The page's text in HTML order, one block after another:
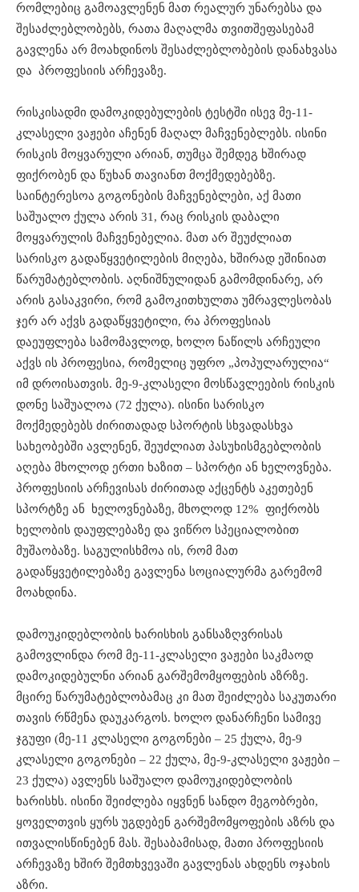
რომლებიც გამოავლენენ მათ რეალურ უნარებსა და
შესაძლებლობებს, რათა მაღალმა თვითშეფასებამ
გავლენა არ მოახდინოს შესაძლებლობების დანახვასა
და პროფესიის არჩევაზე.
რისკისადმი დამოკიდებულების ტესტში ისევ მე-11-
კლასელი ვაჟები აჩენენ მაღალ მაჩვენებლებს. ისინი
რისკის მოყვარული არიან, თუმცა შემდეგ ხშირად
ფიქრობენ და წუხან თავიანთ მოქმედებებზე.
საინტერესოა გოგონების მაჩვენებლები, აქ მათი
საშუალო ქულა არის 31, რაც რისკის დაბალი
მოყვარულის მაჩვენებელია. მათ არ შეუძლიათ
სარისკო გადაწყვეტილების მიღება, ხშირად ეშინიათ
წარუმატებლობის. აღნიშნულიდან გამომდინარე, არ
არის გასაკვირი, რომ გამოკითხულთა უმრავლესობას
ჯერ არ აქვს გადაწყვეტილი, რა პროფესიას
დაეუფლება სამომავლოდ, ხოლო ნაწილს არჩეული
აქვს ის პროფესია, რომელიც უფრო „პოპულარულია“
იმ დროისათვის. მე-9-კლასელი მოსწავლეების რისკის
დონე საშუალოა (72 ქულა). ისინი სარისკო
მოქმედებებს ძირითადად სპორტის სხვადასხვა
სახეობებში ავლენენ, შეუძლიათ პასუხისმგებლობის
აღება მხოლოდ ერთი ხაზით – სპორტი ან ხელოვნება.
პროფესიის არჩევისას ძირითად აქცენტს აკეთებენ
სპორტზე ან ხელოვნებაზე, მხოლოდ 12% ფიქრობს
ხელობის დაუფლებაზე და ვიწრო სპეციალობით
მუშაობაზე. საგულისხმოა ის, რომ მათ
გადაწყვეტილებაზე გავლენა სოციალურმა გარემომ
მოახდინა.
დამოუკიდებლობის ხარისხის განსაზღვრისას
გამოვლინდა რომ მე-11-კლასელი ვაჟები საკმაოდ
დამოკიდებულნი არიან გარშემომყოფების აზრზე.
მცირე წარუმატებლობამაც კი მათ შეიძლება საკუთარი
თავის რწმენა დაუკარგოს. ხოლო დანარჩენი სამივე
ჯგუფი (მე-11 კლასელი გოგონები – 25 ქულა, მე-9
კლასელი გოგონები – 22 ქულა, მე-9-კლასელი ვაჟები –
23 ქულა) ავლენს საშუალო დამოუკიდებლობის
ხარისხს. ისინი შეიძლება იყვნენ სანდო მეგობრები,
ყოველთვის ყურს უგდებენ გარშემომყოფების აზრს და
ითვალისწინებენ მას. შესაბამისად, მათი პროფესიის
არჩევაზე ხშირ შემთხვევაში გავლენას ახდენს ოჯახის
აზრი.